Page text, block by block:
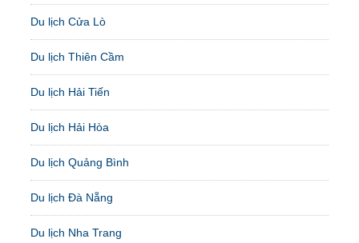
Du lịch Cửa Lò
Du lịch Thiên Cầm
Du lịch Hải Tiến
Du lịch Hải Hòa
Du lịch Quảng Bình
Du lịch Đà Nẵng
Du lịch Nha Trang